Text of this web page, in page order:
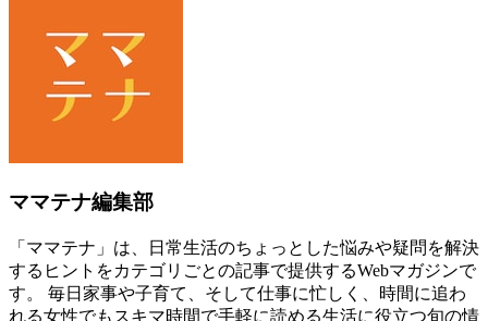
ママテナ編集部
「ママテナ」は、日常生活のちょっとした悩みや疑問を解決
するヒントをカテゴリごとの記事で提供するWebマガジンで
す。 毎日家事や子育て、そして仕事に忙しく、時間に追わ
れる女性でもスキマ時間で手軽に読める生活に役立つ旬の情